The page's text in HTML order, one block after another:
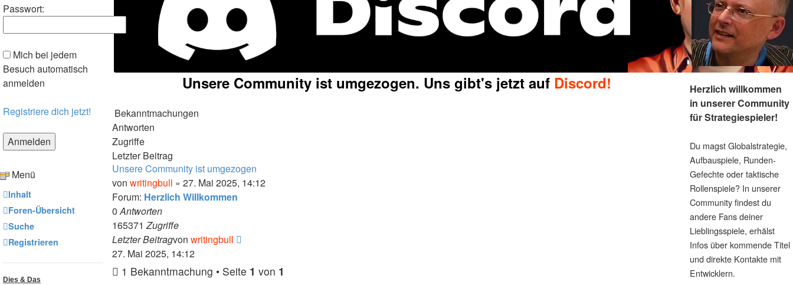
Unsere Community ist umgezogen. Uns gibt's jetzt auf Discord!
Bekanntmachungen
Antworten
Zugriffe
Letzter Beitrag
Unsere Community ist umgezogen
von writingbull » 27. Mai 2025, 14:12
Forum: Herzlich Willkommen
0Antworten
165371Zugriffe
Letzter Beitragvon writingbull
27. Mai 2025, 14:12
1 Bekanntmachung • Seite 1 von 1
Passwort:
Mich bei jedem
Besuch automatisch
anmelden
Registriere dich jetzt!
Menü
Inhalt
Foren-Übersicht
Suche
Registrieren
Dies & Das
Herzlich willkommen
in unserer Community
für Strategiespieler!
Du magst Globalstrategie,
Aufbauspiele, Runden-
Gefechte oder taktische
Rollenspiele? In unserer
Community findest du
andere Fans deiner
Lieblingsspiele, erhälst
Infos über kommende Titel
und direkte Kontakte mit
Entwicklern.